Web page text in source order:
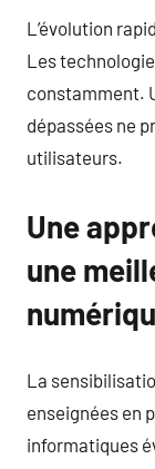
L’évolution
Les
constamment.
dépassées ne
utilisateurs.
Une
une
La
enseignées en
informatiques